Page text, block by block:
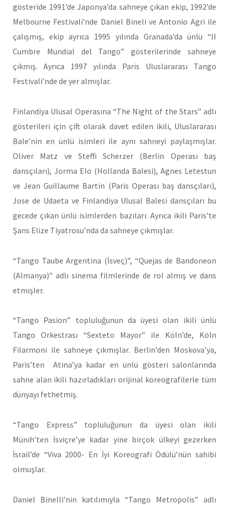
gösteride 1991’de Japonya’da sahneye çıkan ekip, 1992’de
Melbourne Festivali’nde Daniel Bineli ve Antonio Agri ile
çalışmış, ekip ayrıca 1995 yılında Granada’da ünlü “II
Cumbre Mundial del Tango” gösterilerinde sahneye
çıkmış. Ayrıca 1997 yılında Paris Uluslararası Tango
Festivali’nde de yer almışlar.
Finlandiya Ulusal Operasına “The Night of the Stars” adlı
gösterileri için çift olarak davet edilen ikili, Uluslararası
Bale’nin en ünlü isimleri ile aynı sahneyi paylaşmışlar.
Oliver Matz ve Steffi Scherzer (Berlin Operası baş
dansçıları), Jorma Elo (Hollanda Balesi), Agnes Letestun
ve Jean Guillaume Bartin (Paris Operası baş dansçıları),
Jose de Udaeta ve Finlandiya Ulusal Balesi dansçıları bu
gecede çıkan ünlü isimlerden bazıları. Ayrıca ikili Paris’te
Şans Elize Tiyatrosu’nda da sahneye çıkmışlar.
“Tango Taube Argentina (İsveç)”, “Quejas de Bandoneon
(Almanya)” adlı sinema filmlerinde de rol almış ve dans
etmişler.
“Tango Pasion” topluluğunun da üyesi olan ikili ünlü
Tango Orkestrası “Sexteto Mayor” ile Köln’de, Köln
Filarmoni ile sahneye çıkmışlar. Berlin’den Moskova’ya,
Paris’ten Atina’ya kadar en ünlü gösteri salonlarında
sahne alan ikili hazırladıkları orijinal koreografilerle tüm
dünyayı fethetmiş.
“Tango Express” topluluğunun da üyesi olan ikili
Münih’ten İsviçre’ye kadar yine birçok ülkeyi gezerken
İsrail’de “Viva 2000- En İyi Koreografi Ödülü’nün sahibi
olmuşlar.
Daniel Binelli’nin katılımıyla “Tango Metropolis” adlı